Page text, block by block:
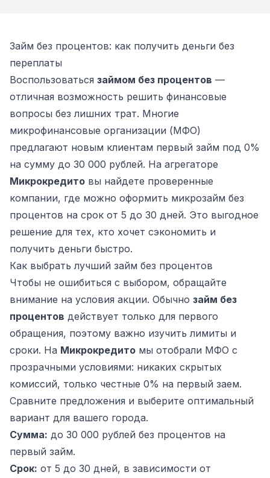
Займ без процентов: как получить деньги без
переплаты
Воспользоваться займом без процентов —
отличная возможность решить финансовые
вопросы без лишних трат. Многие
микрофинансовые организации (МФО)
предлагают новым клиентам первый займ под 0%
на сумму до 30 000 рублей. На агрегаторе
Микрокредито вы найдете проверенные
компании, где можно оформить микрозайм без
процентов на срок от 5 до 30 дней. Это выгодное
решение для тех, кто хочет сэкономить и
получить деньги быстро.
Как выбрать лучший займ без процентов
Чтобы не ошибиться с выбором, обращайте
внимание на условия акции. Обычно займ без
процентов действует только для первого
обращения, поэтому важно изучить лимиты и
сроки. На Микрокредито мы отобрали МФО с
прозрачными условиями: никаких скрытых
комиссий, только честные 0% на первый заем.
Сравните предложения и выберите оптимальный
вариант для вашего города.
Сумма: до 30 000 рублей без процентов на
первый займ.
Срок: от 5 до 30 дней, в зависимости от